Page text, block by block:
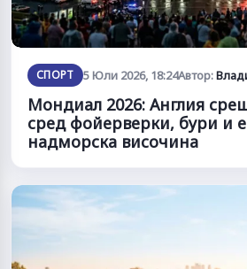
СПОРТ 5 Юли 2026, 18:24Автор:
Мондиал 2026: Англия
сред фойерверки, бури и
надморска височина